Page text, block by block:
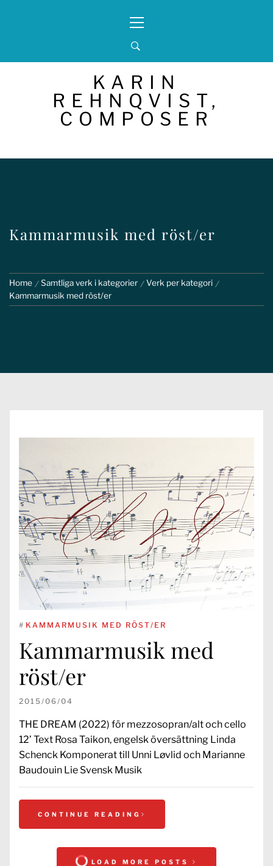
Menu
KARIN
REHNQVIST,
COMPOSER
Kammarmusik med röst/er
Home Samtliga verk i kategorier
Verk per kategori
Kammarmusik med röst/er
# KAMMARMUSIK MED RÖST/ER
Kammarmusik med
röst/er
2015/06/04
THE DREAM (2022) för mezzosopran/alt och cello
12’ Text Rosa Taikon, engelsk översättning Linda
Schenck Komponerat till Unni Løvlid och Marianne
Baudouin Lie Svensk Musik
CONTINUE READING
LOAD MORE POSTS